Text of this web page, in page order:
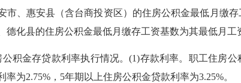
市、惠安县（含台商投资区）的住房公积金最低月缴
德化县的住房公积金最低月缴存工资基数为其最低月
金存贷款利率执行情况。(1)存款利率。职工住房公
率为2.75%，5年期以上住房公积金贷款利率为3.25%